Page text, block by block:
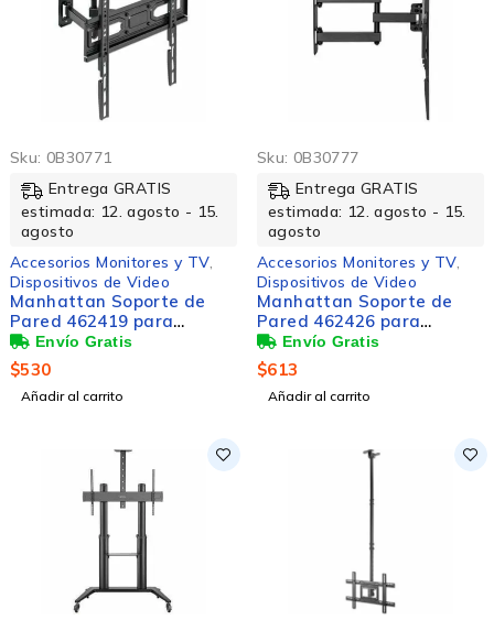
Sku: 0B30771
Entrega GRATIS
estimada: 12. agosto - 15.
agosto
Accesorios Monitores y TV
Dispositivos de Video
Manhattan Soporte de
Pared 462419 para
Pantalla 32" - 55", hasta
35kg
$530
Añadir al carrito
Sku: 0B30777
Entrega GRATIS
estimada: 12. agosto - 15.
agosto
Accesorios Monitores y TV
Dispositivos de Video
Manhattan Soporte de
Pared 462426 para
Pantalla 37" - 70", hasta
35kg
$613
Añadir al carrito